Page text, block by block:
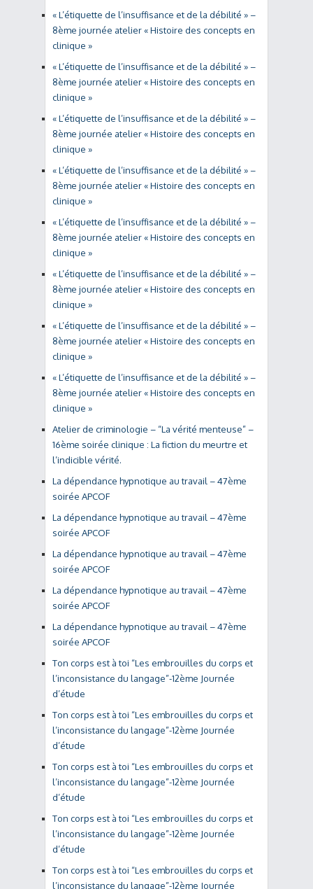
« L’étiquette de l’insuffisance et de la débilité » –
8ème journée atelier « Histoire des concepts en
clinique »
« L’étiquette de l’insuffisance et de la débilité » –
8ème journée atelier « Histoire des concepts en
clinique »
« L’étiquette de l’insuffisance et de la débilité » –
8ème journée atelier « Histoire des concepts en
clinique »
« L’étiquette de l’insuffisance et de la débilité » –
8ème journée atelier « Histoire des concepts en
clinique »
« L’étiquette de l’insuffisance et de la débilité » –
8ème journée atelier « Histoire des concepts en
clinique »
« L’étiquette de l’insuffisance et de la débilité » –
8ème journée atelier « Histoire des concepts en
clinique »
« L’étiquette de l’insuffisance et de la débilité » –
8ème journée atelier « Histoire des concepts en
clinique »
« L’étiquette de l’insuffisance et de la débilité » –
8ème journée atelier « Histoire des concepts en
clinique »
Atelier de criminologie – “La vérité menteuse” –
16ème soirée clinique : La fiction du meurtre et
l’indicible vérité.
La dépendance hypnotique au travail – 47ème
soirée APCOF
La dépendance hypnotique au travail – 47ème
soirée APCOF
La dépendance hypnotique au travail – 47ème
soirée APCOF
La dépendance hypnotique au travail – 47ème
soirée APCOF
La dépendance hypnotique au travail – 47ème
soirée APCOF
Ton corps est à toi “Les embrouilles du corps et
l’inconsistance du langage”-12ème Journée
d’étude
Ton corps est à toi “Les embrouilles du corps et
l’inconsistance du langage”-12ème Journée
d’étude
Ton corps est à toi “Les embrouilles du corps et
l’inconsistance du langage”-12ème Journée
d’étude
Ton corps est à toi “Les embrouilles du corps et
l’inconsistance du langage”-12ème Journée
d’étude
Ton corps est à toi “Les embrouilles du corps et
l’inconsistance du langage”-12ème Journée